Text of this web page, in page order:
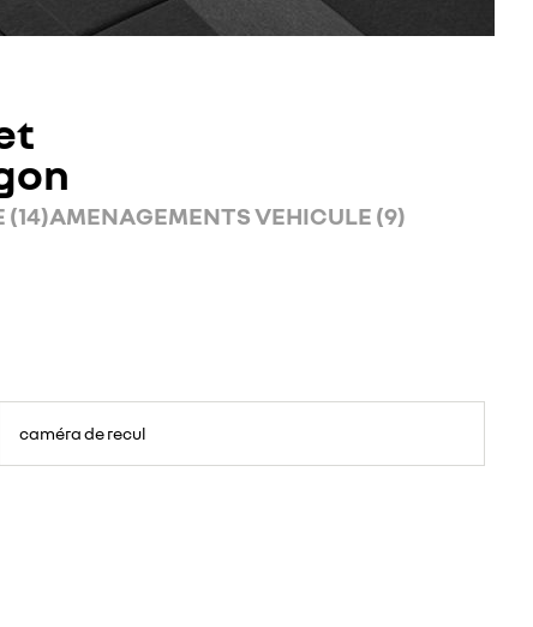
(14)AMENAGEMENTS VEHICULE (9)
caméra de recul